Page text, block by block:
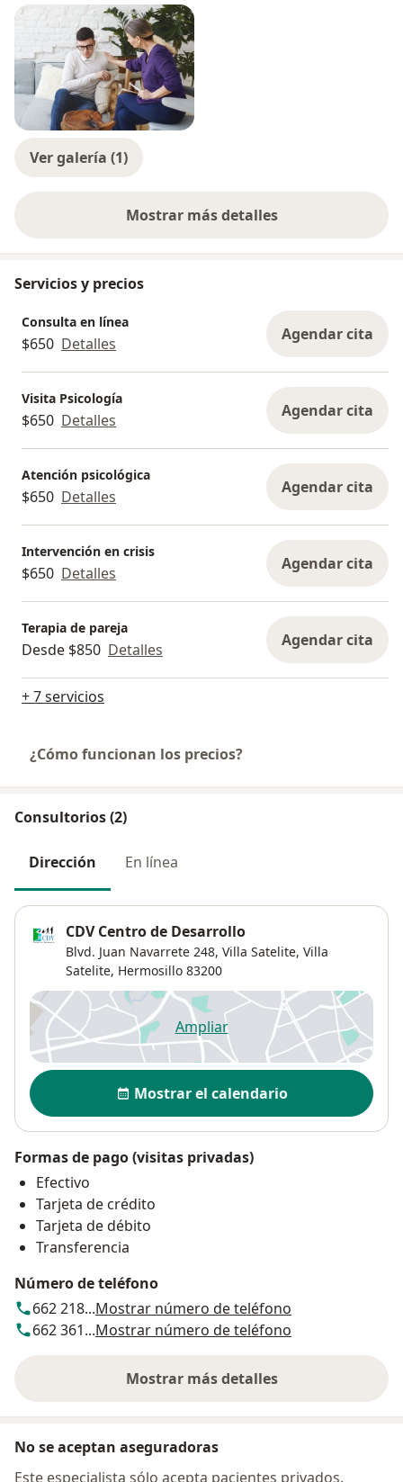
Ver galería (1)
Mostrar más detalles
sobre la experiencia
Servicios y precios
Consulta en línea
$650 Detalles Agendar cita
Visita Psicología
$650 Detalles Agendar cita
Atención psicológica
$650 Detalles Agendar cita
Intervención en crisis
$650 Detalles Agendar cita
Terapia de pareja
Desde $850 Detalles Agendar cita
+ 7 servicios
¿Cómo funcionan los precios?
Consultorios (2)
Dirección En línea
CDV Centro de Desarrollo
Blvd. Juan Navarrete 248, Villa Satelite, Villa
Satelite, Hermosillo 83200
Ampliarse abre en una nueva
Disponibilidad
Mostrar el calendario
Formas de pago (visitas privadas)
Efectivo
Tarjeta de crédito
Tarjeta de débito
Transferencia
Número de teléfono
662 218...Mostrar número de teléfono
662 361...Mostrar número de teléfono
Mostrar más detalles
sobre la dirección
No se aceptan aseguradoras
Este especialista sólo acepta pacientes privados.